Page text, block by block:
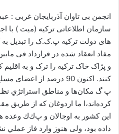
انجمن بی تاوان آذربایجان غربی :
سازمان اطلاعاتی ترکیه (میت )
های دولت ترکیه پ.ک.ک را تبدیل
مفاد انعقاد شده در قرارداد فی
و پژاک خاک ترکیه را ترک و به
کنند. اکنون 90 درصد از
پ گ مكان‌ها و مناطق استراتژي
كرده‌اند،ا ما اردوغان که از طريق
اين كشور به اوجالان و پ‌ك‌ك وعده
داده بود، ولی هنوز وارد فاز